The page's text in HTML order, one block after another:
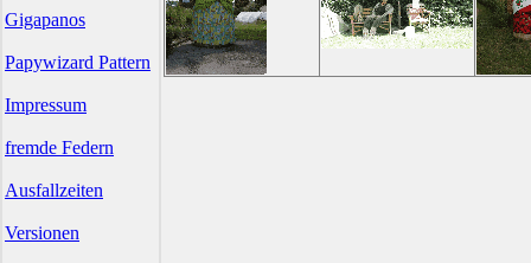
Gigapanos
Papywizard Pattern
Impressum
fremde Federn
Ausfallzeiten
Versionen